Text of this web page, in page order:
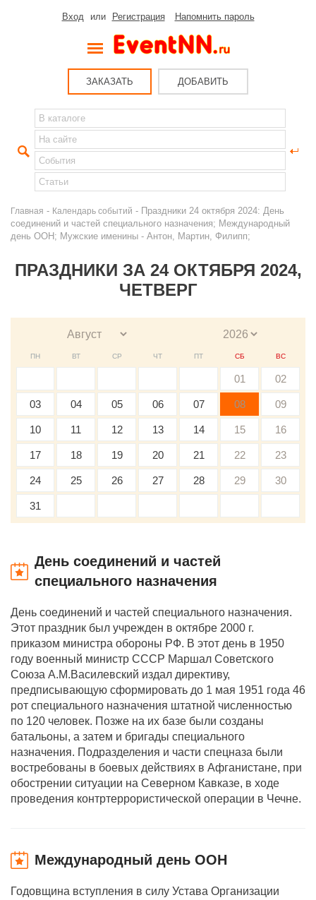
Вход или Регистрация Напомнить пароль
ЗАКАЗАТЬ ДОБАВИТЬ
Главная - Календарь событий - Праздники 24 октября 2024: День
соединений и частей специального назначения; Международный
день ООН; Мужские именины - Антон, Мартин, Филипп;
ПРАЗДНИКИ ЗА 24 ОКТЯБРЯ 2024,
ЧЕТВЕРГ
ПН ВТ СР ЧТ ПТ СБ ВС
01 02
03 04 05 06 07 08 09
10 11 12 13 14 15 16
17 18 19 20 21 22 23
24 25 26 27 28 29 30
31
День соединений и частей
специального назначения
День соединений и частей специального назначения.
Этот праздник был учрежден в октябре 2000 г.
приказом министра обороны РФ. В этот день в 1950
году военный министр СССР Маршал Советского
Союза А.М.Василевский издал директиву,
предписывающую сформировать до 1 мая 1951 года 46
рот специального назначения штатной численностью
по 120 человек. Позже на их базе были созданы
батальоны, а затем и бригады специального
назначения. Подразделения и части спецназа были
востребованы в боевых действиях в Афганистане, при
обострении ситуации на Северном Кавказе, в ходе
проведения контртеррористической операции в Чечне.
Международный день ООН
Годовщина вступления в силу Устава Организации